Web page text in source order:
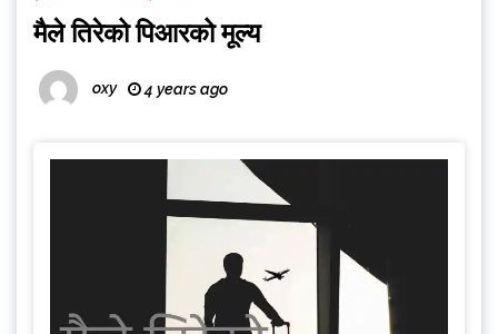
मैले तिरेको पिआरको मूल्य
oxy 4 years ago